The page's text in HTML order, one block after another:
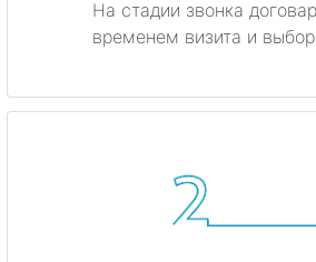
На стадии звонка
временем визита и